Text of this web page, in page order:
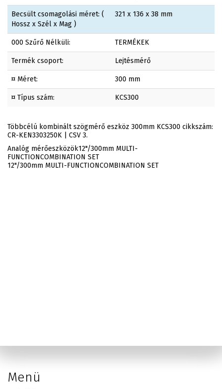
Becsült csomagolási méret: (
Hossz x Szél x Mag )
321 x 136 x 38 mm
000 Szűrő Nélküli: TERMÉKEK
Termék csoport: Lejtésmérő
¤ Méret: 300 mm
¤ Típus szám: KCS300
Többcélú kombinált szögmérő eszköz 300mm KCS300 cikkszám:
CR-KEN3303250K | CSV 3.
Analóg mérőeszközök12"/300mm MULTI-
FUNCTIONCOMBINATION SET
12"/300mm MULTI-FUNCTIONCOMBINATION SET
Menü